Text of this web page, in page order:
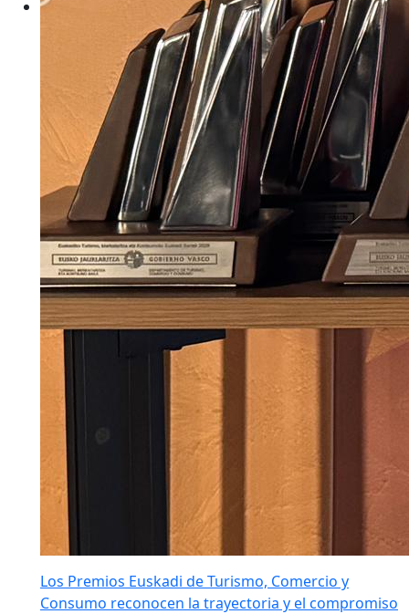
Los Premios Euskadi de Turismo, Comercio y
Consumo reconocen la trayectoria y el compromiso